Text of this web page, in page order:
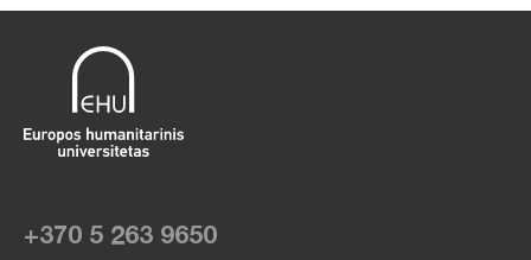
+370 5 263 9650